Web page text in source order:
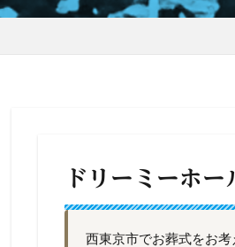
ドリーミーホー
西東京市でお葬式をお